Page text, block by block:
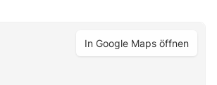
In Google Maps öffnen